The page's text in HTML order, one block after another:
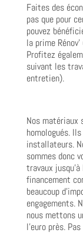
Faites des
pas que pour
pouvez
la prime Rénov’
Profitez
suivant les
entretien).
Nos matériaux
homologués.
installateurs.
sommes donc
travaux
financement
beaucoup
engagements.
nous mettons
l’euro près.